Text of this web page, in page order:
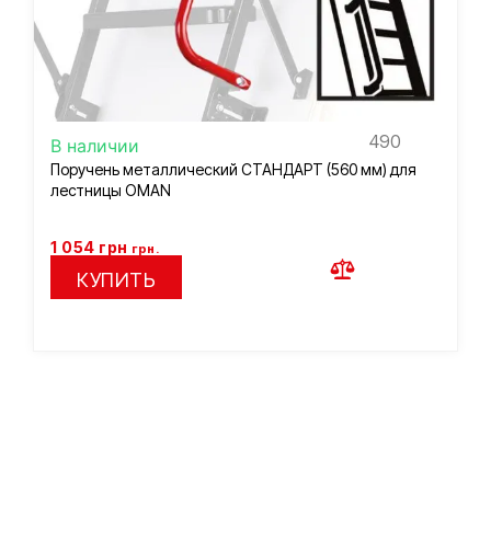
В наличии 490
Поручень металлический СТАНДАРТ (560 мм) для
лестницы OMAN
1 054 грн грн.
КУПИТЬ